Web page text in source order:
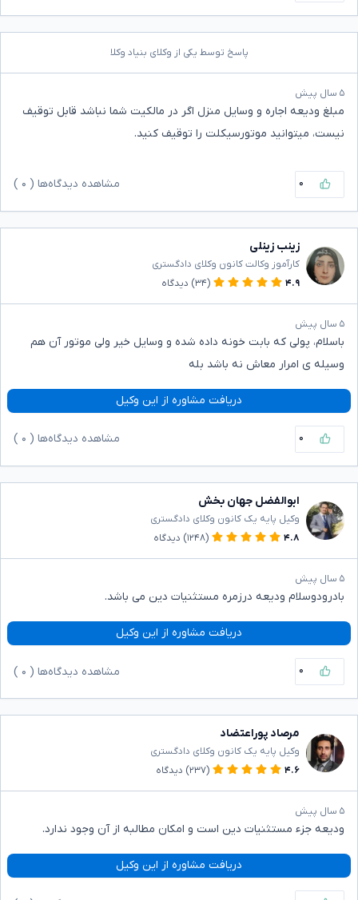
پاسخ توسط یکی از وکلای بنیاد وکلا
۵ سال پیش
مبلغ ودیعه اجاره و وسایل منزل اگر در مالکیت شما نباشد قابل توقیف
نیست، میتوانید موتورسیکلت را توقیف کنید.
۰ مشاهده دیدگاه‌ها ( ۰
زینب زینلی
کارآموز وکالت کانون وکلای دادگستری
۴.۹
(۳۴) دیدگاه
۵ سال پیش
باسلام، پولی که بابت خونه داده شده و وسایل خیر ولی موتور آن هم
وسیله ی امرار معاش نه باشد بله
دریافت مشاوره از این وکیل
۰ مشاهده دیدگاه‌ها ( ۰
ابوالفضل جهان بخش
وکیل پایه یک کانون وکلای دادگستری
۴.۸
(۱۲۴۸) دیدگاه
۵ سال پیش
بادرودوسلام ودیعه درزمره مستثنیات دین می باشد.
دریافت مشاوره از این وکیل
۰ مشاهده دیدگاه‌ها ( ۰
مرصاد پوراعتضاد
وکیل پایه یک کانون وکلای دادگستری
۴.۶
(۲۳۷) دیدگاه
۵ سال پیش
ودیعه جزء مستثنیات دین است و امکان مطالبه از آن وجود ندارد.
دریافت مشاوره از این وکیل